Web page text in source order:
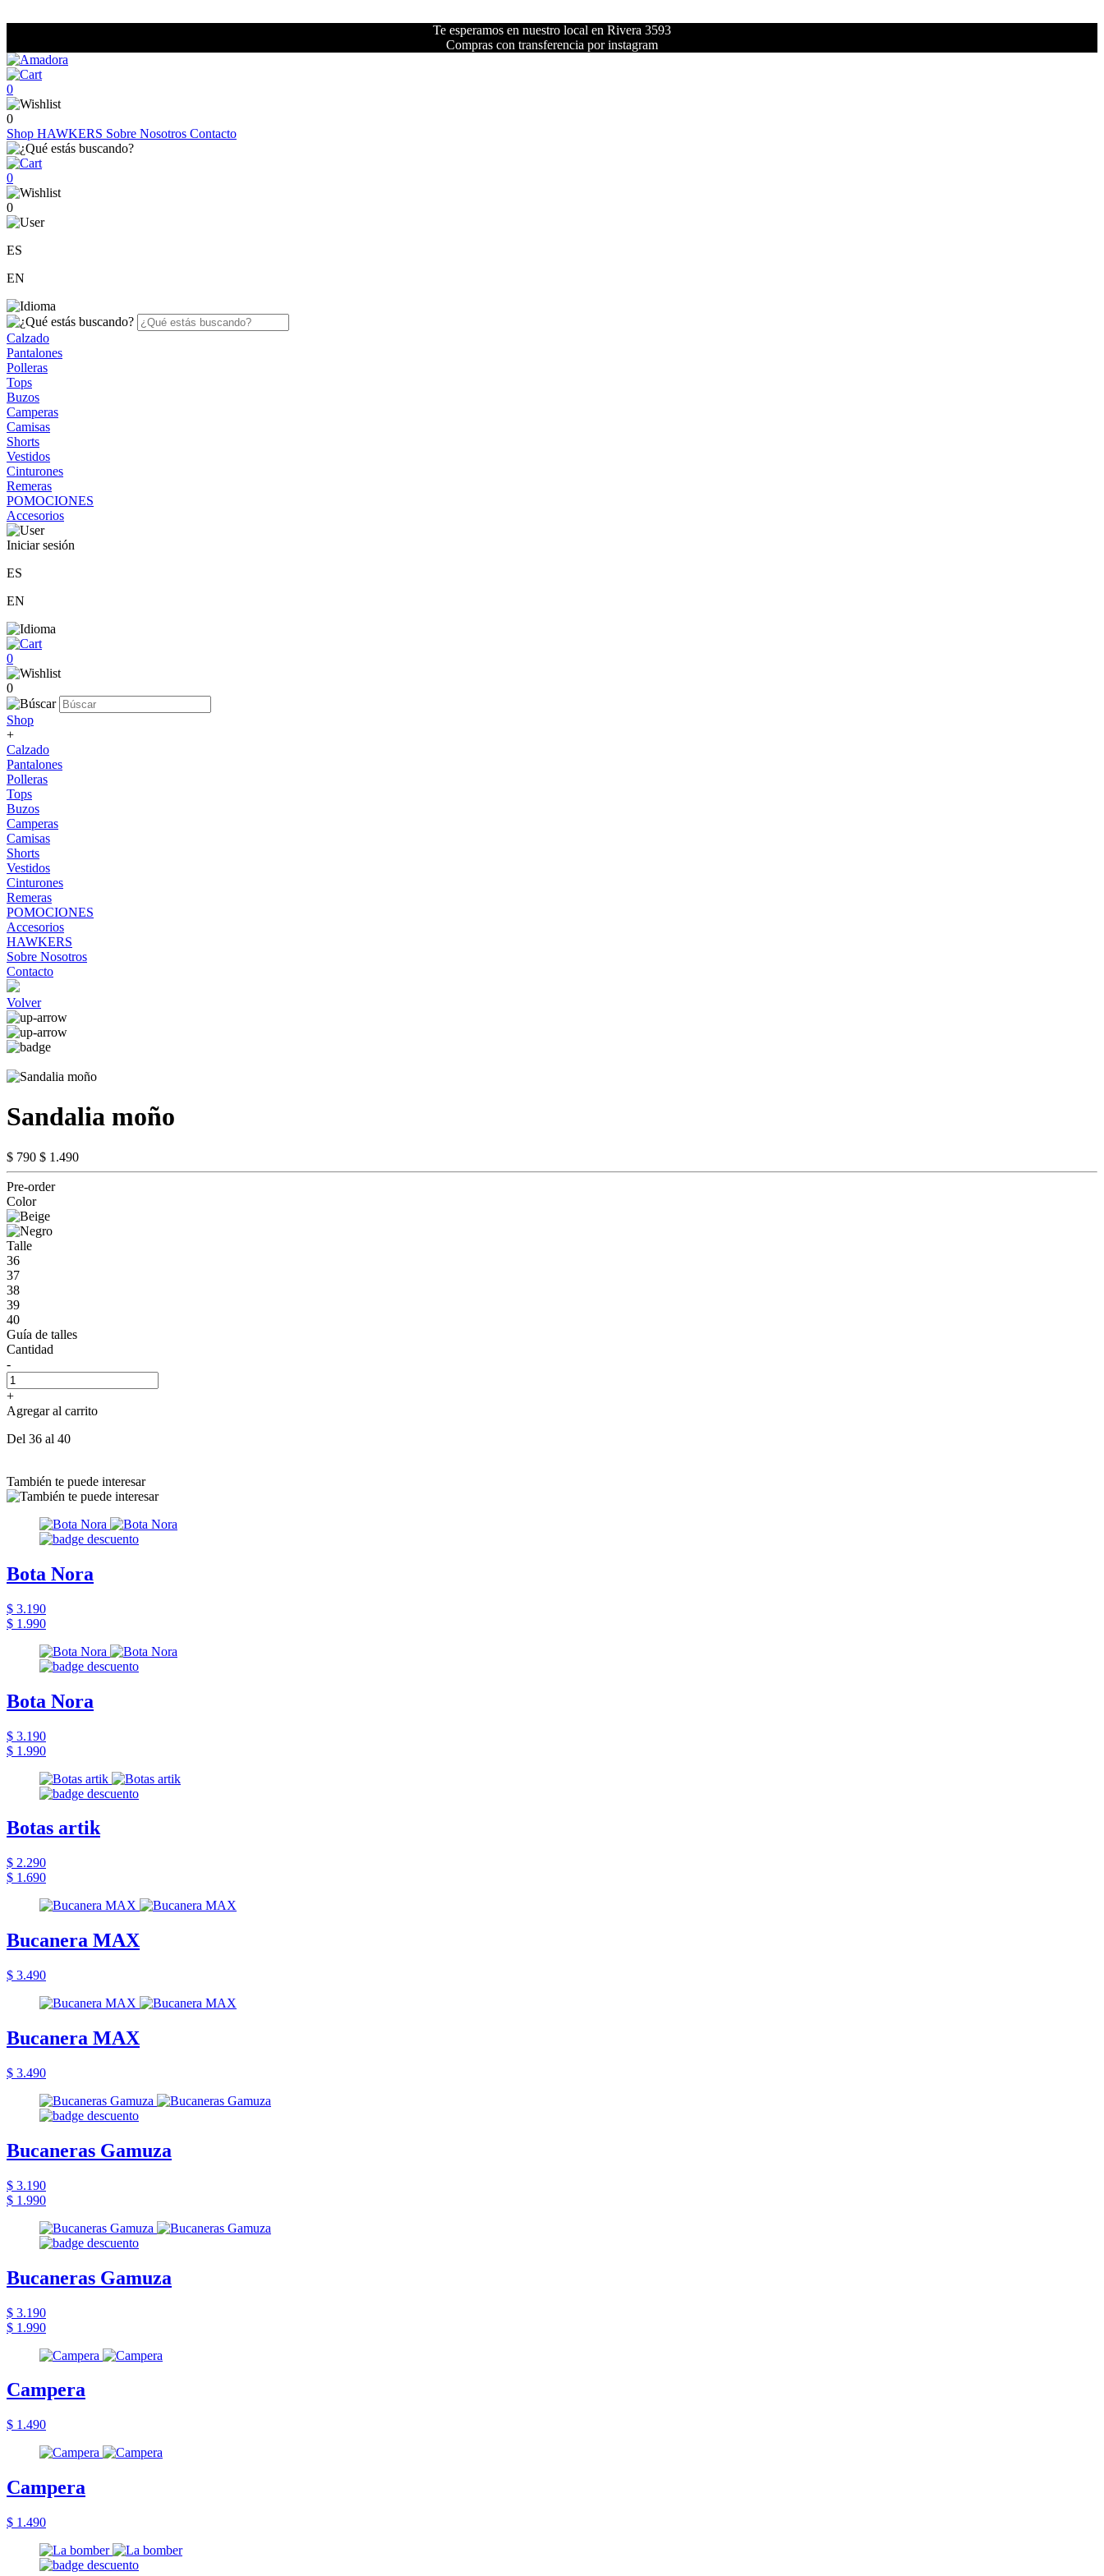
Te esperamos en nuestro local en Rivera 3593
Compras con transferencia por instagram
0
0
Shop HAWKERS Sobre Nosotros Contacto
0
0
ES
EN
Calzado
Pantalones
Polleras
Tops
Buzos
Camperas
Camisas
Shorts
Vestidos
Cinturones
Remeras
POMOCIONES
Accesorios
Iniciar sesión
ES
EN
0
0
Shop
+
Calzado
Pantalones
Polleras
Tops
Buzos
Camperas
Camisas
Shorts
Vestidos
Cinturones
Remeras
POMOCIONES
Accesorios
HAWKERS
Sobre Nosotros
Contacto
Volver
Sandalia moño
$ 790 $ 1.490
Pre-order
Color
Talle
36
37
38
39
40
Guía de talles
Cantidad
-
+
Agregar al carrito
Del 36 al 40
También te puede interesar
Bota Nora
$ 3.190
$ 1.990
Bota Nora
$ 3.190
$ 1.990
Botas artik
$ 2.290
$ 1.690
Bucanera MAX
$ 3.490
Bucanera MAX
$ 3.490
Bucaneras Gamuza
$ 3.190
$ 1.990
Bucaneras Gamuza
$ 3.190
$ 1.990
Campera
$ 1.490
Campera
$ 1.490